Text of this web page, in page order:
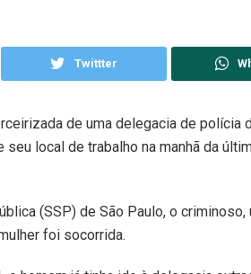
Twittter
de uma delegacia de polícia
local de trabalho na manhã da
(SSP) de São Paulo, o criminoso,
foi socorrida.